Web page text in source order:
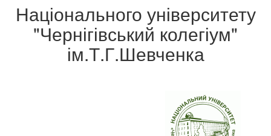
Національного університету
"Чернігівський колегіум"
ім.Т.Г.Шевченка